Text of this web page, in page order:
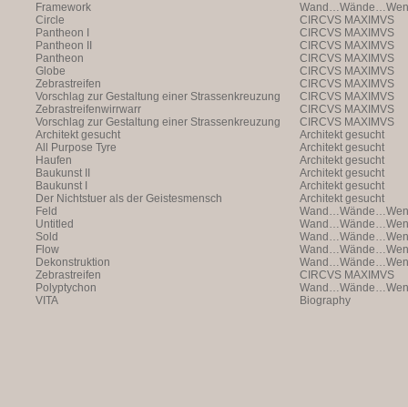
Framework
Circle
CIRCVS MAXIMVS
Pantheon I
CIRCVS MAXIMVS
Pantheon II
CIRCVS MAXIMVS
Pantheon
CIRCVS MAXIMVS
Globe
CIRCVS MAXIMVS
Zebrastreifen
CIRCVS MAXIMVS
Vorschlag zur Gestaltung einer Strassenkreuzung
CIRCVS MAXIMVS
Zebrastreifenwirrwarr
CIRCVS MAXIMVS
Vorschlag zur Gestaltung einer Strassenkreuzung
CIRCVS MAXIMVS
Architekt gesucht
Architekt gesucht
All Purpose Tyre
Architekt gesucht
Haufen
Architekt gesucht
Baukunst II
Architekt gesucht
Baukunst I
Architekt gesucht
Der Nichtstuer als der Geistesmensch
Architekt gesucht
Feld
Untitled
Sold
Flow
Dekonstruktion
Zebrastreifen
CIRCVS MAXIMVS
Polyptychon
VITA
Biography